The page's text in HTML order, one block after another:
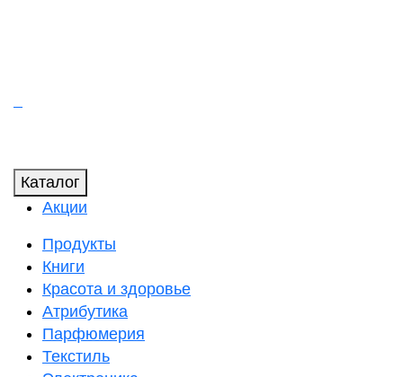
Каталог
Акции
Продукты
Книги
Красота и здоровье
Атрибутика
Парфюмерия
Текстиль